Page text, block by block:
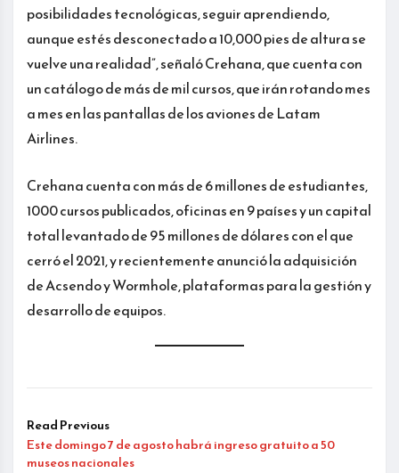
posibilidades tecnológicas, seguir aprendiendo,
aunque estés desconectado a 10,000 pies de altura se
vuelve una realidad”, señaló Crehana, que cuenta con
un catálogo de más de mil cursos, que irán rotando mes
a mes en las pantallas de los aviones de Latam
Airlines.
Crehana cuenta con más de 6 millones de estudiantes,
1000 cursos publicados, oficinas en 9 países y un capital
total levantado de 95 millones de dólares con el que
cerró el 2021, y recientemente anunció la adquisición
de Acsendo y Wormhole, plataformas para la gestión y
desarrollo de equipos.
Read Previous
Este domingo 7 de agosto habrá ingreso gratuito a 50
museos nacionales